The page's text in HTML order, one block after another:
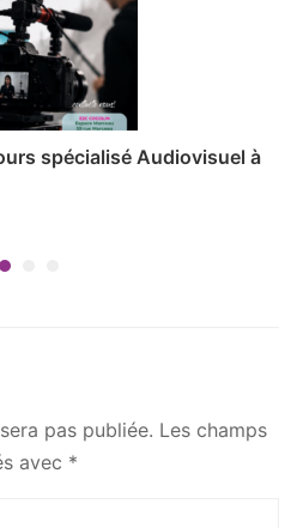
spécialisé Audiovisuel à
pas publiée. Les champs
avec *